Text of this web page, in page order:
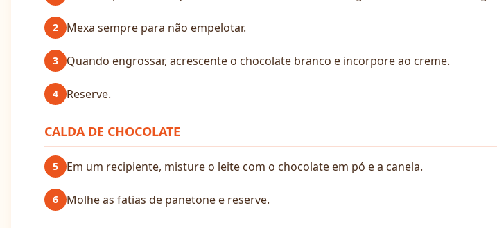
2 Mexa sempre para não empelotar.
3 Quando engrossar, acrescente o chocolate branco e incorpore ao creme.
4 Reserve.
CALDA DE CHOCOLATE
5 Em um recipiente, misture o leite com o chocolate em pó e a canela.
6 Molhe as fatias de panetone e reserve.